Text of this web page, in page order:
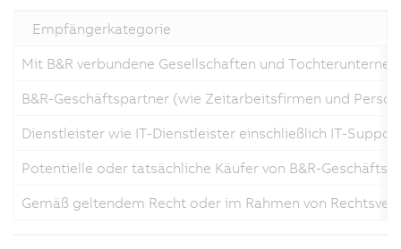
​ ​ ​ Empfängerkategorie
Mit B&R verbundene Gesellschaften und
B&R-Geschäftspartner (wie Zeitarbeitsfirmen und
Dienstleister wie IT-Dienstleister einschließlich IT-
Potentielle oder tatsächliche Käufer von B&R-
Gemäß geltendem Recht oder im Rahmen von